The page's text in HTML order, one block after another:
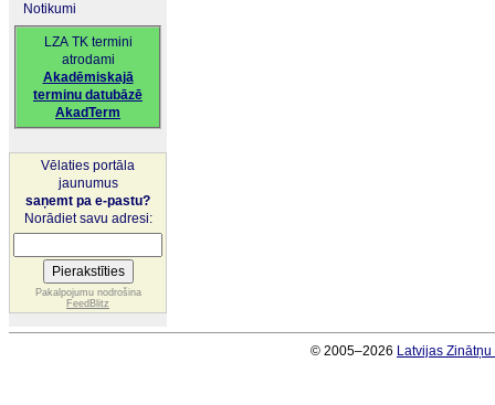
Notikumi
LZA TK termini
atrodami
Akadēmiskajā
terminu datubāzē
AkadTerm
Vēlaties portāla
jaunumus
saņemt pa e-pastu?
Norādiet savu adresi:
Pakalpojumu nodrošina
FeedBlitz
© 2005–2026 Latvijas